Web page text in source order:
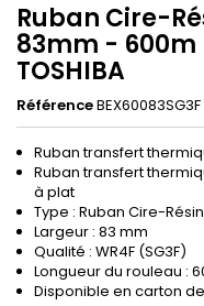
Ruban Cire-
83mm -
TOSHIBA
RéférenceBEX60083SG3F
Ruban transfert
Ruban transfert
à plat
Type : Ruban Cire-
Largeur : 83 mm
Qualité : WR4F (SG3F)
Longueur du rouleau :
Disponible en carton de